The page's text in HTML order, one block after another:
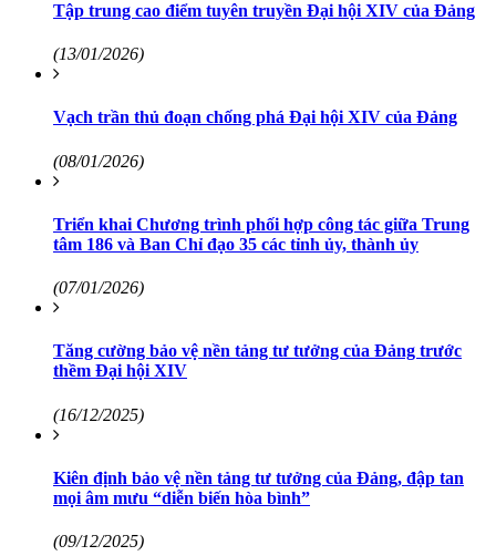
Tập trung cao điểm tuyên truyền Đại hội XIV của Đảng
(13/01/2026)
Vạch trần thủ đoạn chống phá Đại hội XIV của Đảng
(08/01/2026)
Triển khai Chương trình phối hợp công tác giữa Trung
tâm 186 và Ban Chỉ đạo 35 các tỉnh ủy, thành ủy
(07/01/2026)
Tăng cường bảo vệ nền tảng tư tưởng của Đảng trước
thềm Đại hội XIV
(16/12/2025)
Kiên định bảo vệ nền tảng tư tưởng của Đảng, đập tan
mọi âm mưu “diễn biến hòa bình”
(09/12/2025)